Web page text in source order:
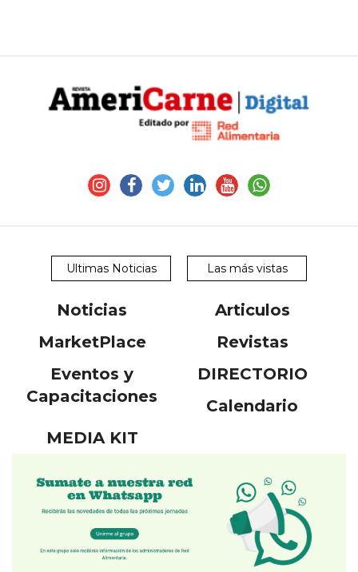
Ultimas Noticias Las más vistas
Noticias
Articulos
MarketPlace
Revistas
Eventos y
Capacitaciones
DIRECTORIO
Calendario
MEDIA KIT